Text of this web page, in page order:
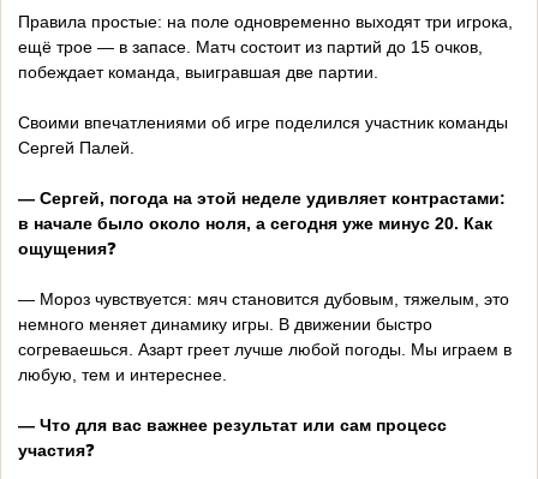
Правила простые: на поле одновременно выходят три игрока,
ещё трое — в запасе. Матч состоит из партий до 15 очков,
побеждает команда, выигравшая две партии.
Своими впечатлениями об игре поделился участник команды
Сергей Палей.
— Сергей, погода на этой неделе удивляет контрастами:
в начале было около ноля, а сегодня уже минус 20. Как
ощущения❓
— Мороз чувствуется: мяч становится дубовым, тяжелым, это
немного меняет динамику игры. В движении быстро
согреваешься. Азарт греет лучше любой погоды. Мы играем в
любую, тем и интереснее.
— Что для вас важнее результат или сам процесс
участия❓